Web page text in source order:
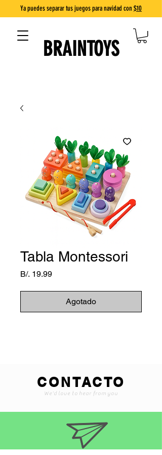
Ya puedes separar tus juegos para navidad con $10
BRAINTOYS
Tabla Montessori
B/. 19.99Precio
Agotado
CONTACTO
We'd love to hear from you